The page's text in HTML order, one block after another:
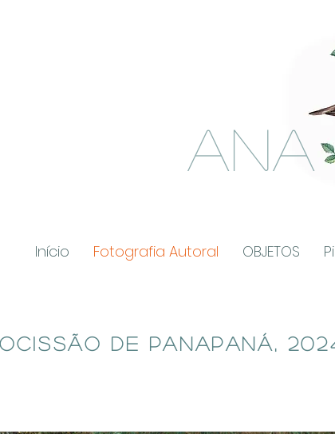
Início Fotografia Autoral OBJETOS
de Panapaná,